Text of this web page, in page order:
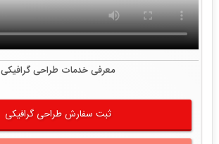
معرفی خدمات طراحی گرافیکی
ثبت سفارش طراحی گرافیکی